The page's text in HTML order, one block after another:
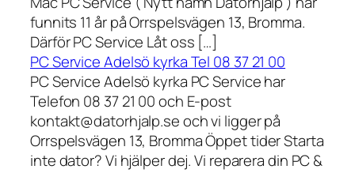
funnits 11 år på Orrspelsvägen 13, Bromma.
Därför PC Service Låt oss […]
PC Service Adelsö kyrka Tel 08 37 21 00
PC Service Adelsö kyrka PC Service har
Telefon 08 37 21 00 och E-post
kontakt@datorhjalp.se och vi ligger på
Orrspelsvägen 13, Bromma Öppet tider Starta
inte dator? Vi hjälper dej. Vi reparera din PC &